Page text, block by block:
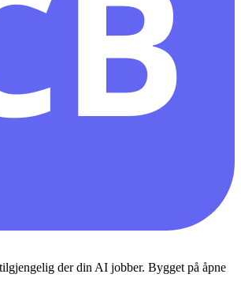
der din AI jobber. Bygget på åpne